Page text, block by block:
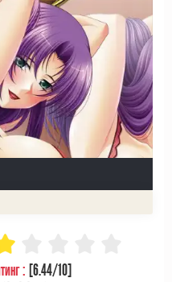
: [6.44/10]